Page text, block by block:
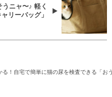
ニャ〜♪ 軽く
リーバッグ」
る！自宅で簡単に猫の尿を検査できる「お